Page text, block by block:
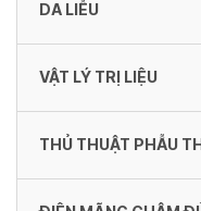
DA LIỄU
chăm sóc da
chăm sóc da
VẬT LÝ TRỊ LIỆU
Tiêm khớp gối
THỦ THUẬT PHẪU